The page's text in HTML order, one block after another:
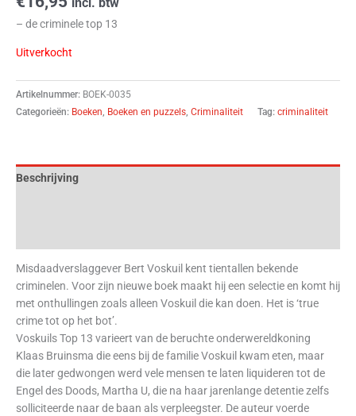
– de criminele top 13
Uitverkocht
Artikelnummer: BOEK-0035
Categorieën: Boeken, Boeken en puzzels, Criminaliteit Tag: criminaliteit
Beschrijving
Misdaadverslaggever Bert Voskuil kent tientallen bekende
criminelen. Voor zijn nieuwe boek maakt hij een selectie en komt hij
met onthullingen zoals alleen Voskuil die kan doen. Het is ‘true
crime tot op het bot’.
Voskuils Top 13 varieert van de beruchte onderwereldkoning
Klaas Bruinsma die eens bij de familie Voskuil kwam eten, maar
die later gedwongen werd vele mensen te laten liquideren tot de
Engel des Doods, Martha U, die na haar jarenlange detentie zelfs
solliciteerde naar de baan als verpleegster. De auteur voerde